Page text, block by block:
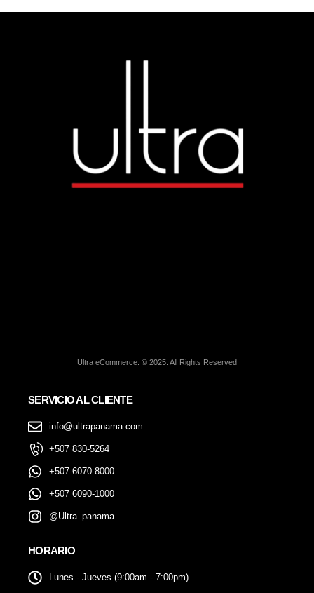
Ultra eCommerce. © 2025. All Rights Reserved
SERVICIO AL CLIENTE
info@ultrapanama.com
+507 830-5264
+507 6070-8000
+507 6090-1000
@Ultra_panama
HORARIO
Lunes - Jueves (9:00am - 7:00pm)